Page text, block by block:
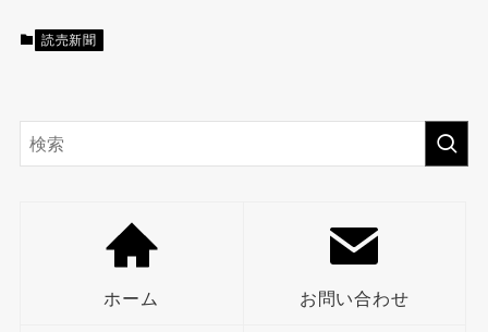
読売新聞
ホーム お問い合わせ